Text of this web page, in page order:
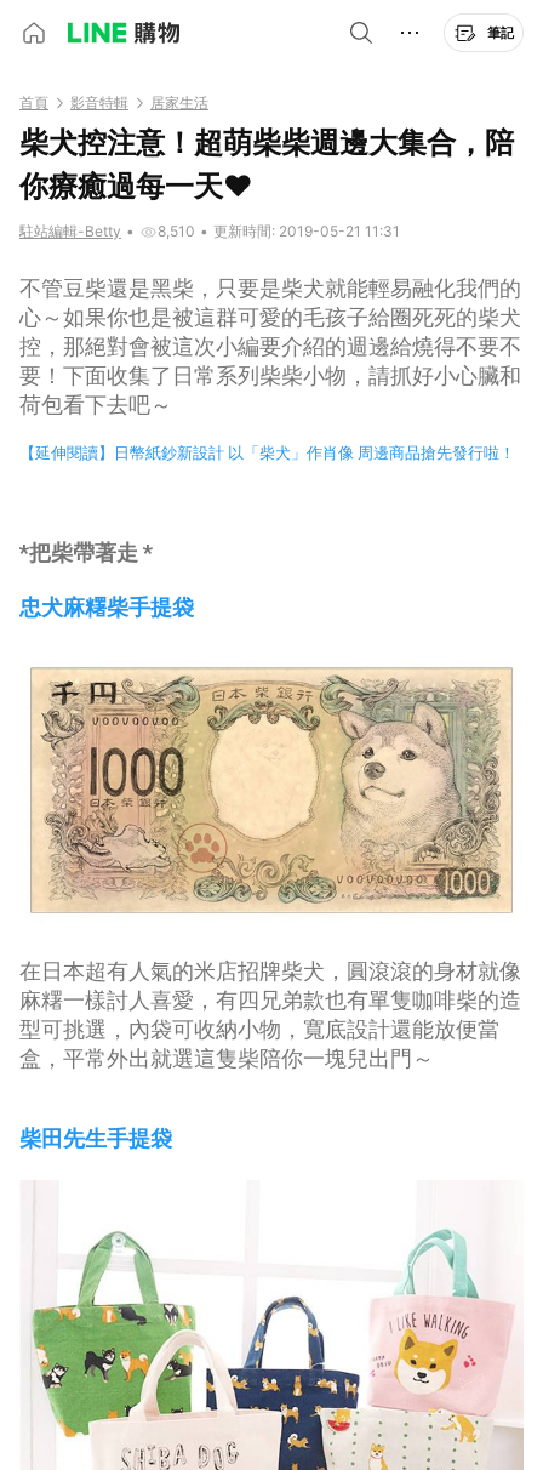
筆記
首頁 影音特輯 居家生活
柴犬控注意！超萌柴柴週邊大集合，陪
你療癒過每一天❤
駐站編輯-Betty • 8,510 • 更新時間: 2019-05-21 11:31
不管豆柴還是黑柴，只要是柴犬就能輕易融化我們的
心～如果你也是被這群可愛的毛孩子給圈死死的柴犬
控，那絕對會被這次小編要介紹的週邊給燒得不要不
要！下面收集了日常系列柴柴小物，請抓好小心臟和
荷包看下去吧～
【延伸閱讀】日幣紙鈔新設計 以「柴犬」作肖像 周邊商品搶先發行啦！
*把柴帶著走 *
忠犬麻糬柴手提袋
在日本超有人氣的米店招牌柴犬，圓滾滾的身材就像
麻糬一樣討人喜愛，有四兄弟款也有單隻咖啡柴的造
型可挑選，內袋可收納小物，寬底設計還能放便當
盒，平常外出就選這隻柴陪你一塊兒出門～
柴田先生手提袋